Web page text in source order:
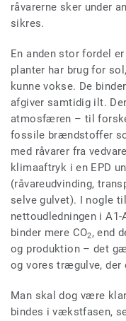
råvarerne sker under
sikres.
En anden stor fordel
planter har brug for
kunne vokse. De
afgiver samtidig ilt.
atmosfæren – til
fossile brændstoffer
med råvarer fra
klimaaftryk i en EPD
(råvareudvinding,
selve gulvet). I nogle
nettoudledningen i
binder mere CO2, end
og produktion – det
og vores trægulve,
Man skal dog være
bindes i vækstfasen,